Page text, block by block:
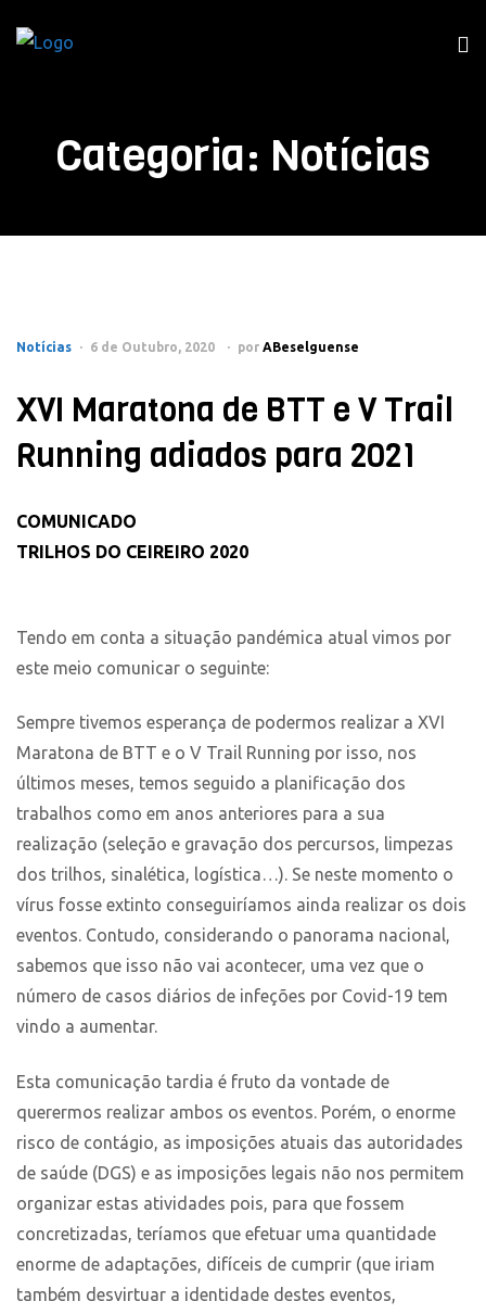
Categoria: Notícias
Notícias 6 de Outubro, 2020 por ABeselguense
XVI Maratona de BTT e V Trail
Running adiados para 2021
COMUNICADO
TRILHOS DO CEIREIRO 2020
Tendo em conta a situação pandémica atual vimos por
este meio comunicar o seguinte:
Sempre tivemos esperança de podermos realizar a XVI
Maratona de BTT e o V Trail Running por isso, nos
últimos meses, temos seguido a planificação dos
trabalhos como em anos anteriores para a sua
realização (seleção e gravação dos percursos, limpezas
dos trilhos, sinalética, logística…). Se neste momento o
vírus fosse extinto conseguiríamos ainda realizar os dois
eventos. Contudo, considerando o panorama nacional,
sabemos que isso não vai acontecer, uma vez que o
número de casos diários de infeções por Covid-19 tem
vindo a aumentar.
Esta comunicação tardia é fruto da vontade de
querermos realizar ambos os eventos. Porém, o enorme
risco de contágio, as imposições atuais das autoridades
de saúde (DGS) e as imposições legais não nos permitem
organizar estas atividades pois, para que fossem
concretizadas, teríamos que efetuar uma quantidade
enorme de adaptações, difíceis de cumprir (que iriam
também desvirtuar a identidade destes eventos,